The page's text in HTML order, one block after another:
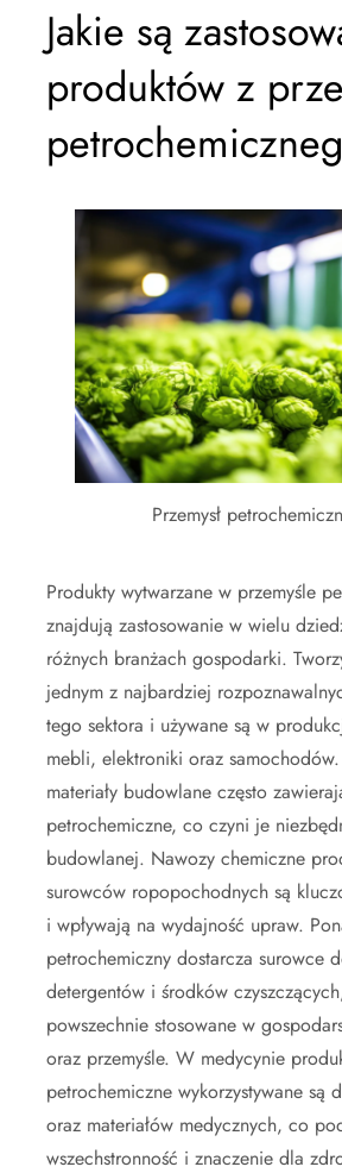
Jakie są
produktów z
Przemysł
Produkty wytwarzane w przemyśle
znajdują zastosowanie w wielu
różnych branżach gospodarki.
jednym z najbardziej
tego sektora i używane są w
mebli, elektroniki oraz
materiały budowlane często
petrochemiczne, co czyni je
budowlanej. Nawozy chemiczne
surowców ropopochodnych są
i wpływają na wydajność upraw.
petrochemiczny dostarcza surowce
detergentów i środków
powszechnie stosowane w
oraz przemyśle. W medycynie
petrochemiczne wykorzystywane są
oraz materiałów medycznych, co
wszechstronność i znaczenie dla